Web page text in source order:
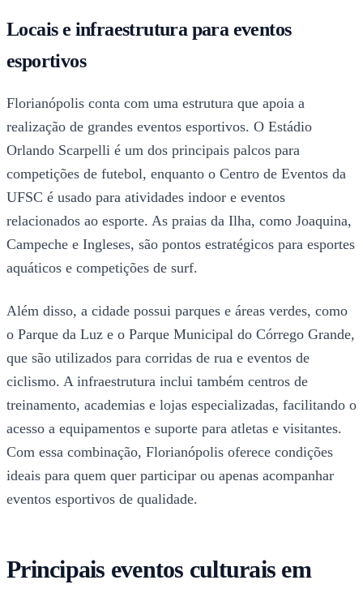
Locais e infraestrutura para eventos
esportivos
Florianópolis conta com uma estrutura que apoia a
realização de grandes eventos esportivos. O Estádio
Orlando Scarpelli é um dos principais palcos para
competições de futebol, enquanto o Centro de Eventos da
UFSC é usado para atividades indoor e eventos
relacionados ao esporte. As praias da Ilha, como Joaquina,
Campeche e Ingleses, são pontos estratégicos para esportes
aquáticos e competições de surf.
Além disso, a cidade possui parques e áreas verdes, como
o Parque da Luz e o Parque Municipal do Córrego Grande,
que são utilizados para corridas de rua e eventos de
ciclismo. A infraestrutura inclui também centros de
treinamento, academias e lojas especializadas, facilitando o
acesso a equipamentos e suporte para atletas e visitantes.
Com essa combinação, Florianópolis oferece condições
ideais para quem quer participar ou apenas acompanhar
eventos esportivos de qualidade.
Principais eventos culturais em